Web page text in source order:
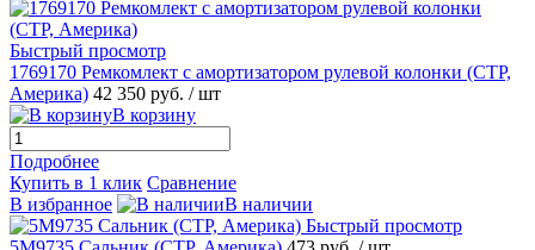
Быстрый просмотр
1769170 Ремкомлект с амортизатором рулевой колонки (CTP,
Америка) 42 350 руб. / шт
В корзину
Подробнее
Купить в 1 клик Сравнение
В избранное
В наличии
Быстрый просмотр